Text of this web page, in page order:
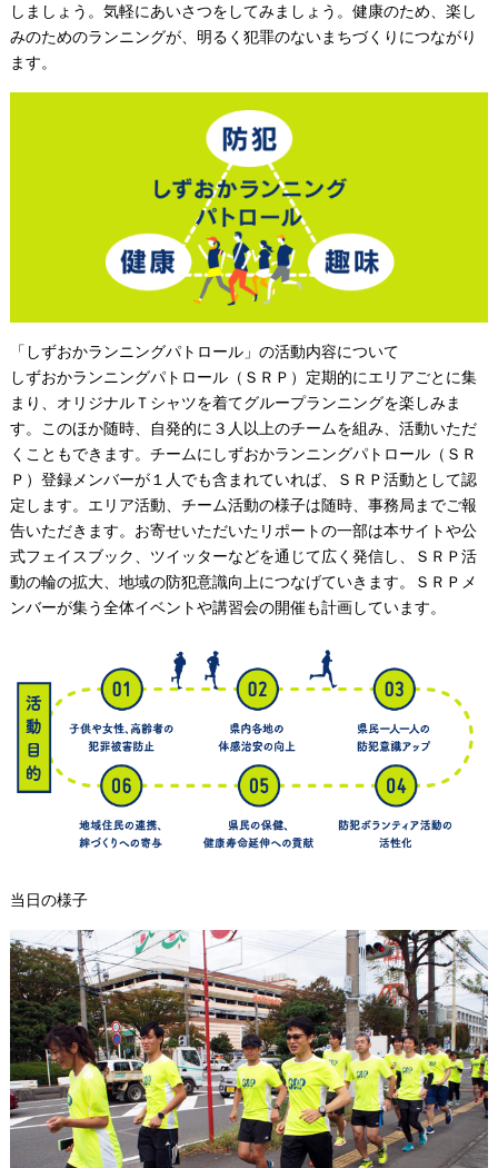
しましょう。気軽にあいさつをしてみましょう。健康のため、楽し
みのためのランニングが、明るく犯罪のないまちづくりにつながり
ます。
「しずおかランニングパトロール」の活動内容について
しずおかランニングパトロール（ＳＲＰ）定期的にエリアごとに集
まり、オリジナルＴシャツを着てグループランニングを楽しみま
す。このほか随時、自発的に３人以上のチームを組み、活動いただ
くこともできます。チームにしずおかランニングパトロール（ＳＲ
Ｐ）登録メンバーが１人でも含まれていれば、ＳＲＰ活動として認
定します。エリア活動、チーム活動の様子は随時、事務局までご報
告いただきます。お寄せいただいたリポートの一部は本サイトや公
式フェイスブック、ツイッターなどを通じて広く発信し、ＳＲＰ活
動の輪の拡大、地域の防犯意識向上につなげていきます。ＳＲＰメ
ンバーが集う全体イベントや講習会の開催も計画しています。
当日の様子